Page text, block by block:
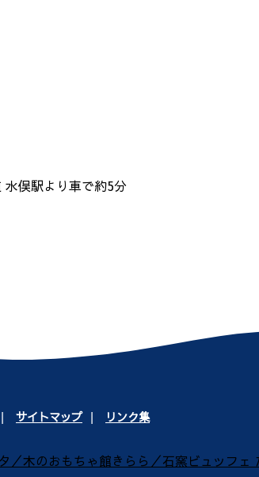
俣駅より車で約5分
サイトマップ リンク集